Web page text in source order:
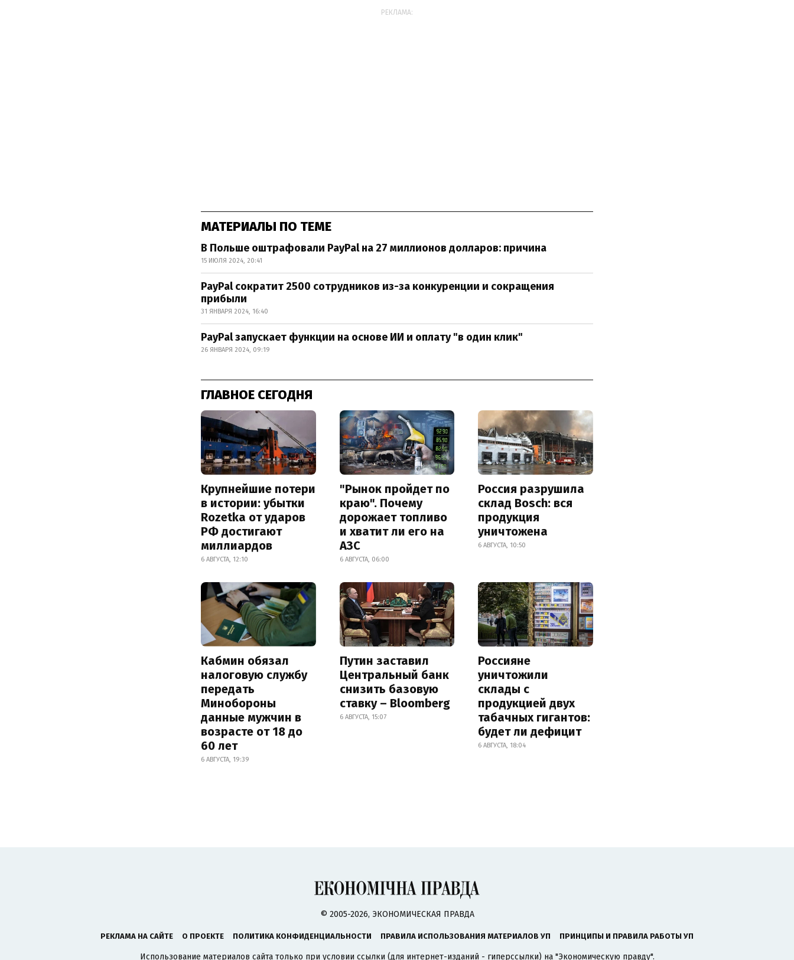
РЕКЛАМА:
МАТЕРИАЛЫ ПО ТЕМЕ
В Польше оштрафовали PayPal на 27 миллионов долларов: причина
15 ИЮЛЯ 2024, 20:41
PayPal сократит 2500 сотрудников из-за конкуренции и сокращения
прибыли
31 ЯНВАРЯ 2024, 16:40
PayPal запускает функции на основе ИИ и оплату "в один клик"
26 ЯНВАРЯ 2024, 09:19
ГЛАВНОЕ СЕГОДНЯ
Крупнейшие потери
в истории: убытки
Rozetka от ударов
РФ достигают
миллиардов
6 АВГУСТА, 12:10
"Рынок пройдет по
краю". Почему
дорожает топливо
и хватит ли его на
АЗС
6 АВГУСТА, 06:00
Россия разрушила
склад Bosch: вся
продукция
уничтожена
6 АВГУСТА, 10:50
Кабмин обязал
налоговую службу
передать
Минобороны
данные мужчин в
возрасте от 18 до
60 лет
6 АВГУСТА, 19:39
Путин заставил
Центральный банк
снизить базовую
ставку – Bloomberg
6 АВГУСТА, 15:07
Россияне
уничтожили
склады с
продукцией двух
табачных гигантов:
будет ли дефицит
6 АВГУСТА, 18:04
© 2005-2026, ЭКОНОМИЧЕСКАЯ ПРАВДА
РЕКЛАМА НА САЙТЕ О ПРОЕКТЕ ПОЛИТИКА КОНФИДЕНЦИАЛЬНОСТИ ПРАВИЛА ИСПОЛЬЗОВАНИЯ МАТЕРИАЛОВ УП ПРИНЦИПЫ И ПРАВИЛА РАБОТЫ УП
Использование материалов сайта только при условии ссылки (для интернет-изданий - гиперссылки) на "Экономическую правду".